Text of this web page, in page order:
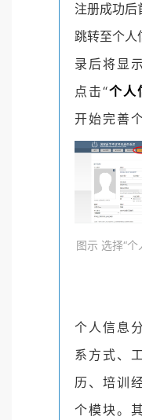
注册成功后
跳转至个人
录后将显
点击“个人
开始完善
图示 选择“
个人信息
系方式、
历、 培训
个模块。